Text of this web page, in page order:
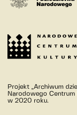
Projekt „Archiwum
Narodowego
w 2020 roku.